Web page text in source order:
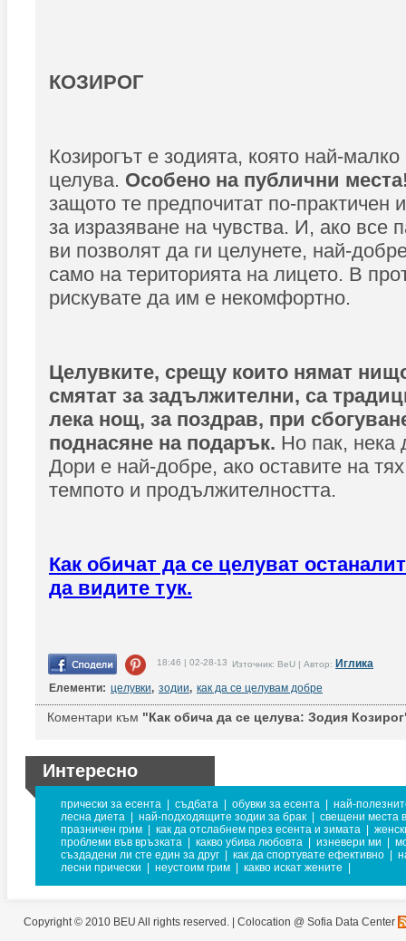
КОЗИРОГ
Козирогът е зодията, която най-
целува. Особено на публични
защото те предпочитат по-практичен
за изразяване на чувства. И, ако все
ви позволят да ги целунете, най-
само на територията на лицето. В
рискувате да им е некомфортно.
Целувките, срещу които нямат
смятат за задължителни, са
лека нощ, за поздрав, при
поднасяне на подарък. Но пак, нека
Дори е най-добре, ако оставите на
темпото и продължителността.
Как обичат да се целуват
да видите тук.
18:46 | 02-28-13 Източник: BeU | Автор: Иглика
Елементи: целувки, зодии, как да се целувам добре
Коментари към "Как обича да се целува: Зодия
Интересно
прически за есента съдбата обувки за есента
най-
лесна диета
най-подходящите зодии за брак
свещени места
празничен грим
как да отслабнем през есента и зимата
проблеми във връзката
какво убива любовта изневери ми
създадени ли сте един за друг
как да спортувате ефективно
лесни прически
неустоим грим какво искат жените
Copyright © 2010 BEU All rights reserved. | Colocation @ Sofia Data Center